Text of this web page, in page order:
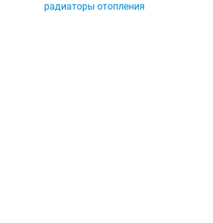
радиаторы отопления